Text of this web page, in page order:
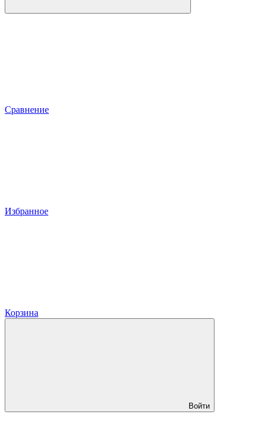
Сравнение
Избранное
Корзина
Войти